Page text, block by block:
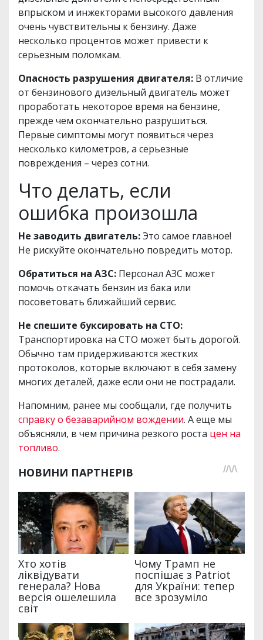
впрыском и инжекторами высокого давления
очень чувствительны к бензину. Даже
несколько процентов может привести к
серьезным поломкам.
Опасность разрушения двигателя: В отличие
от бензинового дизельный двигатель может
проработать некоторое время на бензине,
прежде чем окончательно разрушиться.
Первые симптомы могут появиться через
несколько километров, а серьезные
повреждения – через сотни.
Что делать, если
ошибка произошла
Не заводить двигатель:Это самое главное!
Не рискуйте окончательно повредить мотор.
Обратиться на АЗС: Персонал АЗС может
помочь откачать бензин из бака или
посоветовать ближайший сервис.
Не спешите буксировать на СТО:
Транспортировка на СТО может быть дорогой.
Обычно там придерживаются жестких
протоколов, которые включают в себя замену
многих деталей, даже если они не пострадали.
Напомним, ранее мы сообщали, где получить
справку о безаварийном вождении. А еще мы
объясняли, в чем причина резкого роста цен на
топливо.